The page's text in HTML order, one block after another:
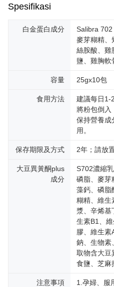
mendapatkan kebenaran daripada
Sila hubungi NP Taiwan Inc. di
mempunyai sebarang
penggunaan pada data peribadi.
peribadi yang disenaraikan seperti
海外配送(澳洲)
Spesifikasi
白金蛋白成分
Salibra 702
麥芽糊精、
絲胺酸、雞
鹽、雞胸軟
容量 25gx10包
食用方法
建議每日1-
將粉包倒入
保持營養成
用。
保存期限及方式 2年；請放
大豆異黃酮plus
成分
S702濃縮
磷脂、麥芽
藻鈣、磷脂
糊精、維生
漿、辛烯基
生素B1、
膠、維生素
鈉、生物素
取物含大豆
食鹽、芝麻
注意事項
1.孕婦、服